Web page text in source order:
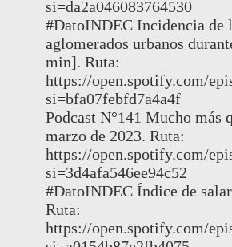
si=da2a046083764530
#DatoINDEC Incidencia de
aglomerados urbanos
min]. Ruta:
https://open.spotify.com/
si=bfa07febfd7a4a4f
Podcast N°141 Mucho más
marzo de 2023. Ruta:
https://open.spotify.com/
si=3d4afa546ee94c52
#DatoINDEC Índice de
Ruta:
https://open.spotify.com/